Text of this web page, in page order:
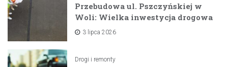
Przebudowa ul. Pszczyńskiej w
Woli: Wielka inwestycja drogowa
na horyzoncie
3 lipca 2026
Drogi i remonty